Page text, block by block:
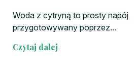
Woda z cytryną to prosty napój
przygotowywany poprzez...
Czytaj dalej